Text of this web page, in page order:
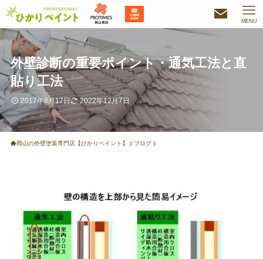
MENU
外壁診断の重要ポイント・通気工法と直
貼り工法
2017年8月17日 2022年12月7日
岡山の外壁塗装専門店【ひかりペイント】 ブログ